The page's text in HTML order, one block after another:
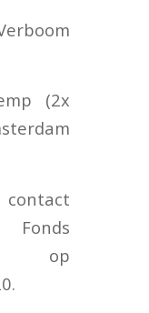
(2x
op